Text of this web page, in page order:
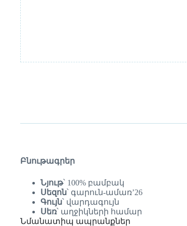
Բնութագրեր
Նյութ՝ 100% բամբակ
Սեզոն՝ գարուն-ամառ’26
Գույն՝ վարդագույն
Սեռ՝ աղջիկների համար
Նմանատիպ ապրանքներ